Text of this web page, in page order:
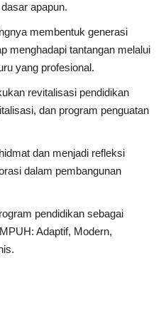
apapun.
membentuk generasi
menghadapi tantangan melalui
yang profesional.
revitalisasi pendidikan
dan program penguatan
dan menjadi refleksi
dalam pembangunan
pendidikan sebagai
Adaptif, Modern,